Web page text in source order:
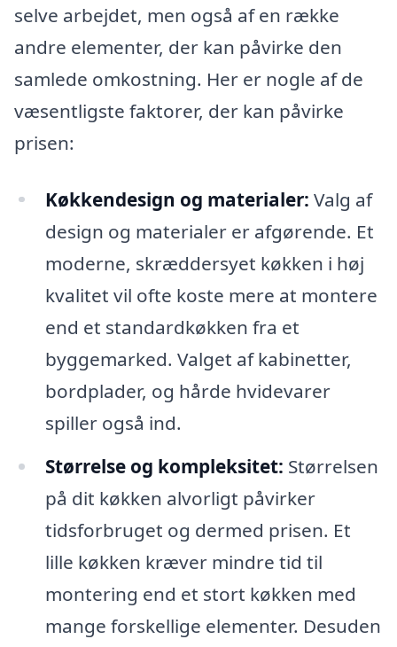
selve arbejdet, men også af en række
andre elementer, der kan påvirke den
samlede omkostning. Her er nogle af de
væsentligste faktorer, der kan påvirke
prisen:
Køkkendesign og materialer: Valg af
design og materialer er afgørende. Et
moderne, skræddersyet køkken i høj
kvalitet vil ofte koste mere at montere
end et standardkøkken fra et
byggemarked. Valget af kabinetter,
bordplader, og hårde hvidevarer
spiller også ind.
Størrelse og kompleksitet: Størrelsen
på dit køkken alvorligt påvirker
tidsforbruget og dermed prisen. Et
lille køkken kræver mindre tid til
montering end et stort køkken med
mange forskellige elementer. Desuden